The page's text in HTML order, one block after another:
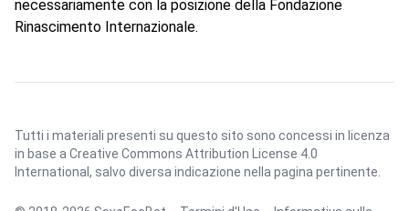
necessariamente con la posizione della Fondazione
Rinascimento Internazionale.
Tutti i materiali presenti su questo sito sono concessi in licenza
in base a Creative Commons Attribution License 4.0
International , salvo diversa indicazione nella pagina pertinente.